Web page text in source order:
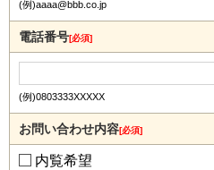
(例)aaaa@bbb.co.jp
電話番号[必須]
(例)0803333XXXXX
お問い合わせ内容[必須]
内覧希望